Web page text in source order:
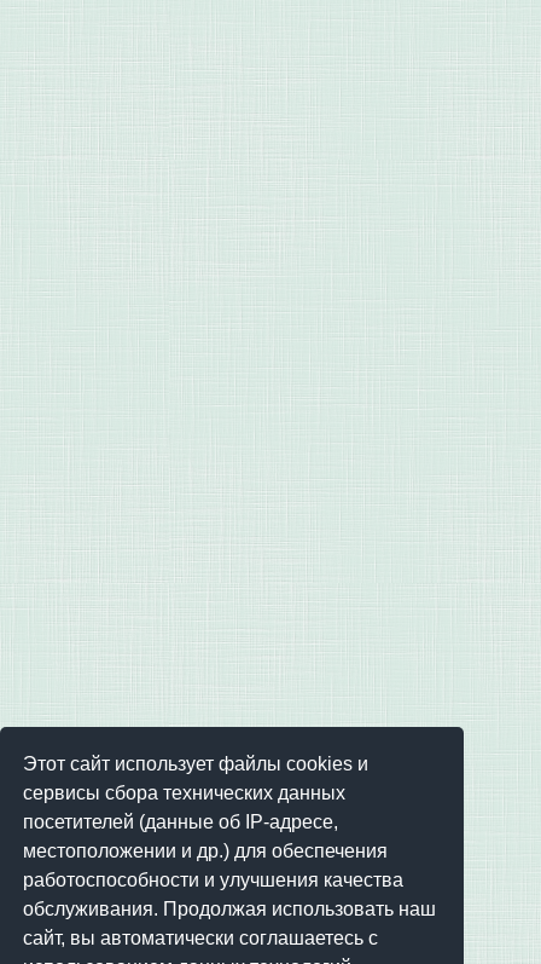
Этот сайт использует файлы cookies и
сервисы сбора технических данных
посетителей (данные об IP-адресе,
местоположении и др.) для обеспечения
работоспособности и улучшения качества
обслуживания. Продолжая использовать наш
сайт, вы автоматически соглашаетесь с